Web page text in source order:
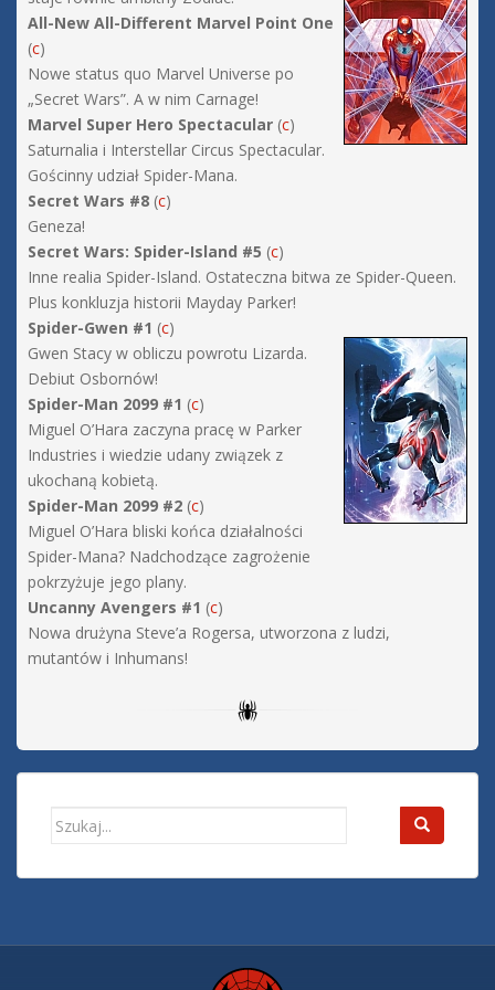
All-New All-Different Marvel Point One
(c)
Nowe status quo Marvel Universe po
„Secret Wars”. A w nim Carnage!
Marvel Super Hero Spectacular (c)
Saturnalia i Interstellar Circus Spectacular.
Gościnny udział Spider-Mana.
Secret Wars #8 (c)
Geneza!
Secret Wars: Spider-Island #5 (c)
Inne realia Spider-Island. Ostateczna bitwa ze Spider-Queen.
Plus konkluzja historii Mayday Parker!
Spider-Gwen #1 (c)
Gwen Stacy w obliczu powrotu Lizarda.
Debiut Osbornów!
Spider-Man 2099 #1 (c)
Miguel O’Hara zaczyna pracę w Parker
Industries i wiedzie udany związek z
ukochaną kobietą.
Spider-Man 2099 #2 (c)
Miguel O’Hara bliski końca działalności
Spider-Mana? Nadchodzące zagrożenie
pokrzyżuje jego plany.
Uncanny Avengers #1 (c)
Nowa drużyna Steve’a Rogersa, utworzona z ludzi,
mutantów i Inhumans!
Search